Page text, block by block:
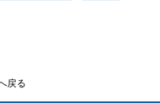
戻る